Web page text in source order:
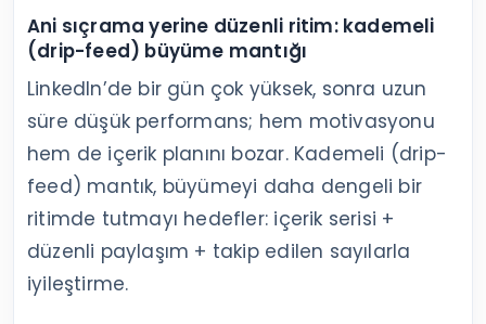
Ani sıçrama yerine düzenli ritim: kademeli
(drip-feed) büyüme mantığı
LinkedIn’de bir gün çok yüksek, sonra uzun
süre düşük performans; hem motivasyonu
hem de içerik planını bozar. Kademeli (drip-
feed) mantık, büyümeyi daha dengeli bir
ritimde tutmayı hedefler: içerik serisi +
düzenli paylaşım + takip edilen sayılarla
iyileştirme.